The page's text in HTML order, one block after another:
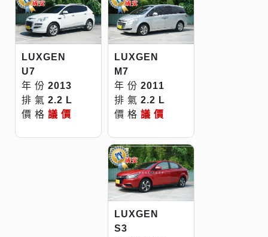
LUXGEN
U7
年 份 2013
排 氣 2.2 L
價 格 議 價
LUXGEN
M7
年 份 2011
排 氣 2.2 L
價 格 議 價
LUXGEN
S3